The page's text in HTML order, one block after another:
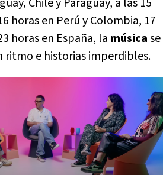
horas en Perú y Colombia, 17
horas en España, la músicase
ritmo e historias imperdibles.